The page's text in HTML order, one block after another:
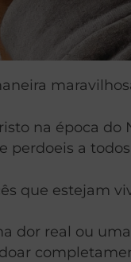
na época
perdoeis a
que estejam
dor real ou